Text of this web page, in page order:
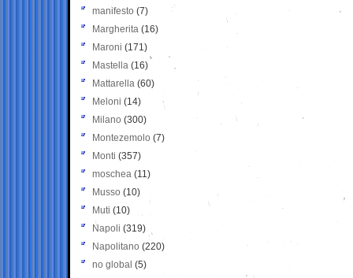
manifesto (7)
Margherita (16)
Maroni (171)
Mastella (16)
Mattarella (60)
Meloni (14)
Milano (300)
Montezemolo (7)
Monti (357)
moschea (11)
Musso (10)
Muti (10)
Napoli (319)
Napolitano (220)
no global (5)